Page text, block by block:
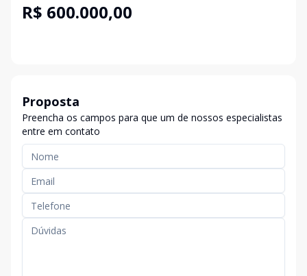
R$ 600.000,00
Proposta
Preencha os campos para que um de nossos especialistas
entre em contato